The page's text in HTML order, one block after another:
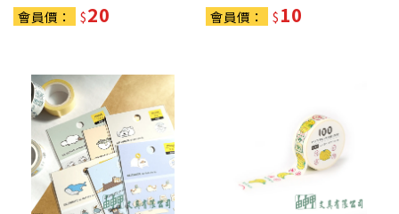
會員價：
$20
會員價：
$10